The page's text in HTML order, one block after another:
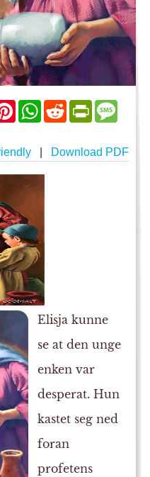
PinterestWhatsApp
Reddit
| Download PDF
Elisja kunne
se at den unge
enken var
desperat. Hun
kastet seg ned
foran
profetens